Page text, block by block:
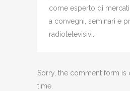
come esperto di
a convegni, seminari e
radiotelevisivi.
Sorry, the comment form is
time.